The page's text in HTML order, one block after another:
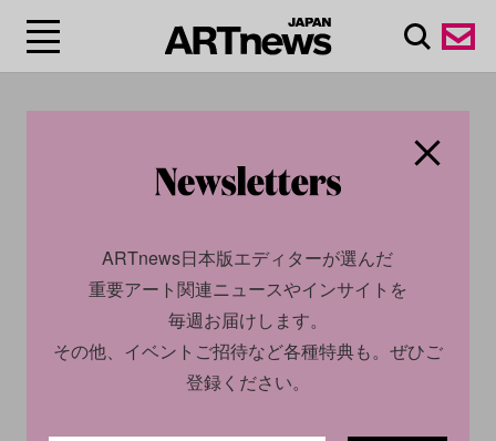
ム/Dara Birnbaum
ARTnews日本版エディターが選んだ
重要アート関連ニュースやインサイトを
毎週お届けします。
その他、イベントご招待など各種特典も。ぜひご
登録ください。